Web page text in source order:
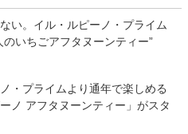
い。イル・ルピーノ・プライム
のいちごアフタヌーンティー”
・プライムより通年で楽しめる
ーノ アフタヌーンティー」がスタ